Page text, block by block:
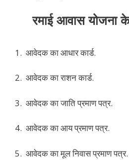
रमाई आवास योजना
1. आवेदक का आधार कार्ड.
2. आवेदक का राशन कार्ड.
3. आवेदक का जाति प्रमाण पत्र.
4. आवेदक का आय प्रमाण पत्र.
5. आवेदक का मूल निवास प्रमाण पत्र.